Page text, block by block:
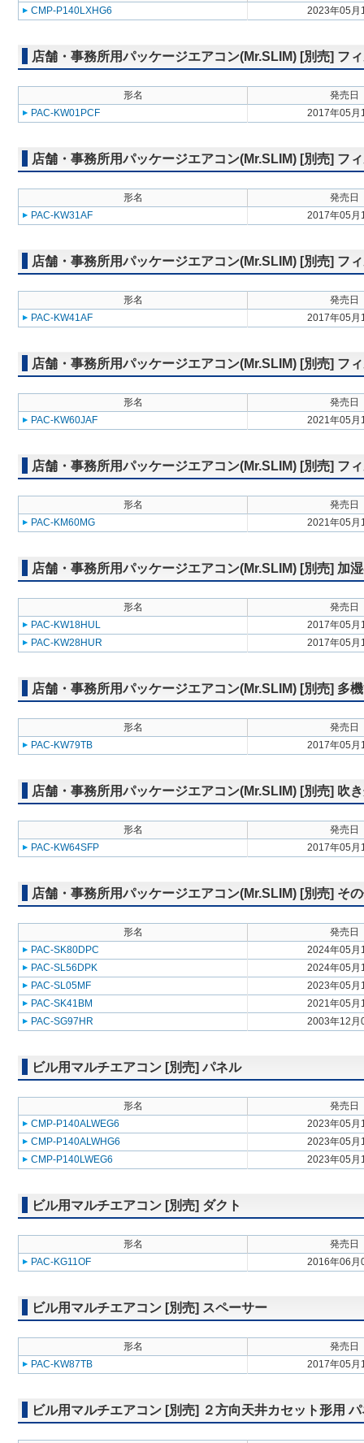
CMP-P140LXHG6
2023年05月
店舗・事務所用パッケージエアコン(Mr.SLIM) [別売] フ
形名
発売日
PAC-KW01PCF
2017年05月
店舗・事務所用パッケージエアコン(Mr.SLIM) [別売] フ
形名
発売日
PAC-KW31AF
2017年05月
店舗・事務所用パッケージエアコン(Mr.SLIM) [別売] フ
形名
発売日
PAC-KW41AF
2017年05月
店舗・事務所用パッケージエアコン(Mr.SLIM) [別売] フ
形名
発売日
PAC-KW60JAF
2021年05月
店舗・事務所用パッケージエアコン(Mr.SLIM) [別売] フ
形名
発売日
PAC-KM60MG
2021年05月
店舗・事務所用パッケージエアコン(Mr.SLIM) [別売] 加
形名
発売日
PAC-KW18HUL
2017年05月
PAC-KW28HUR
2017年05月
店舗・事務所用パッケージエアコン(Mr.SLIM) [別売] 多
形名
発売日
PAC-KW79TB
2017年05月
店舗・事務所用パッケージエアコン(Mr.SLIM) [別売] 吹
形名
発売日
PAC-KW64SFP
2017年05月
店舗・事務所用パッケージエアコン(Mr.SLIM) [別売] そ
形名
発売日
PAC-SK80DPC
2024年05月
PAC-SL56DPK
2024年05月
PAC-SL05MF
2023年05月
PAC-SK41BM
2021年05月
PAC-SG97HR
2003年12月
ビル用マルチエアコン [別売] パネル
形名
発売日
CMP-P140ALWEG6
2023年05月
CMP-P140ALWHG6
2023年05月
CMP-P140LWEG6
2023年05月
ビル用マルチエアコン [別売] ダクト
形名
発売日
PAC-KG11OF
2016年06月
ビル用マルチエアコン [別売] スペーサー
形名
発売日
PAC-KW87TB
2017年05月
ビル用マルチエアコン [別売] ２方向天井カセット形用